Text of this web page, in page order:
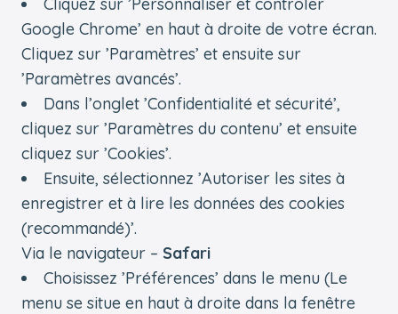
Google Chrome’ en haut à droite de votre écran.
Cliquez sur ’Paramètres’ et ensuite sur
’Paramètres avancés’.
Dans l’onglet ’Confidentialité et sécurité’,
cliquez sur ’Paramètres du contenu’ et ensuite
cliquez sur ’Cookies’.
Ensuite, sélectionnez ’Autoriser les sites à
enregistrer et à lire les données des cookies
(recommandé)’.
Via le navigateur – Safari
Choisissez ’Préférences’ dans le menu (Le
menu se situe en haut à droite dans la fenêtre